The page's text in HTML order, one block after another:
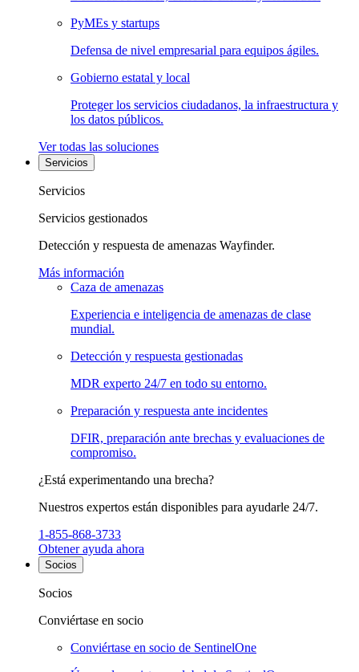
PyMEs y startups
Defensa de nivel empresarial para equipos ágiles.
Gobierno estatal y local
Proteger los servicios ciudadanos, la infraestructura y
los datos públicos.
Ver todas las soluciones
Servicios
Servicios
Servicios gestionados
Detección y respuesta de amenazas Wayfinder.
Más información
Caza de amenazas
Experiencia e inteligencia de amenazas de clase
mundial.
Detección y respuesta gestionadas
MDR experto 24/7 en todo su entorno.
Preparación y respuesta ante incidentes
DFIR, preparación ante brechas y evaluaciones de
compromiso.
¿Está experimentando una brecha?
Nuestros expertos están disponibles para ayudarle 24/7.
1-855-868-3733
Obtener ayuda ahora
Socios
Socios
Conviértase en socio
Conviértase en socio de SentinelOne